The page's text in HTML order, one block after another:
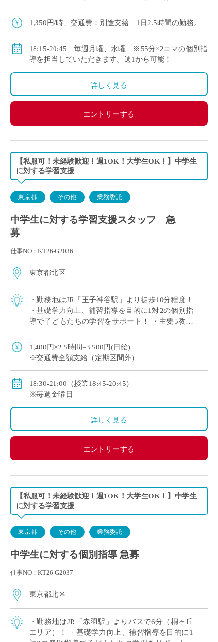
数学、国語、理科、社会の中から得意なもののみ
お願いします。 光ケ丘エリア：水曜(光 […]
1,350円/時、交通費：別途支給 1日2.5時間の勤務。
18:15-20:45 毎週月曜、水曜 ※55分×2コマの個別指
導を担当していただきます。週1から可能！
詳しく見る
エントリーする
【私服可！未経験歓迎！週1OK！大学生OK！】中学生
に対する学習支援
東京都 その他 業務委託
中学生に対する学習支援スタッフ 急
募
仕事NO：KT26-G2036
東京都北区
・勤務地はJR「王子神谷駅」より徒歩10分程度！
・基礎学力向上、補習指導を目的に1対2の個別指
導で子どもたちの学習をサポート！ ・主要5教科
（国語・数学・英語・理科・社会）の中で得意な
1教科からの指導でOK！
1,400円×2.5時間=3,500円(日給)
※交通費全額支給（定期区間外）
18:30-21:00（授業18:45-20:45）
※毎週金曜日
詳しく見る
エントリーする
【私服可！未経験歓迎！週1OK！大学生OK！】中学生
に対する学習支援
東京都 その他 業務委託
中学生に対する個別指導 急募
仕事NO：KT26-G2037
東京都北区
・勤務地はJR「赤羽駅」よりバスで6分（桐ヶ丘
エリア）！ ・基礎学力向上、補習指導を目的に1